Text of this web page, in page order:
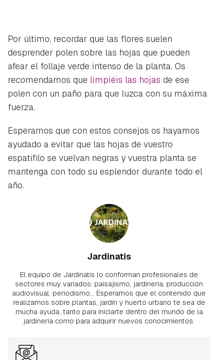
Por último, recordar que las flores suelen
desprender polen sobre las hojas que pueden
afear el follaje verde intenso de la planta. Os
recomendamos que limpiéis las hojas de ese
polen con un paño para que luzca con su máxima
fuerza.
Esperamos que con estos consejos os hayamos
ayudado a evitar que las hojas de vuestro
espatifilo se vuelvan negras y vuestra planta se
mantenga con todo su esplendor durante todo el
año.
Jardinatis
El equipo de Jardinatis lo conforman profesionales de
sectores muy variados: paisajismo, jardinería, producción
audiovisual, periodismo... Esperamos que el contenido que
realizamos sobre plantas, jardín y huerto urbano te sea de
mucha ayuda, tanto para iniciarte dentro del mundo de la
jardinería como para adquirir nuevos conocimientos.